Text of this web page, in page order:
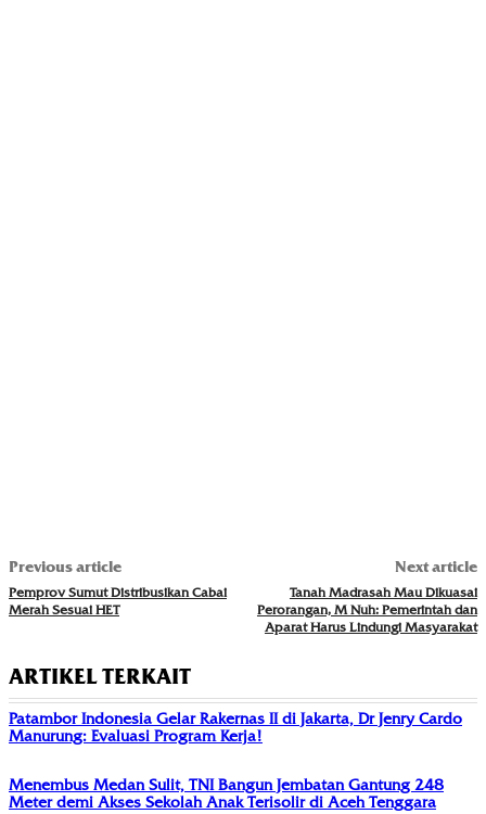
Previous article
Pemprov Sumut Distribusikan Cabai
Merah Sesuai HET
Next article
Tanah Madrasah Mau Dikuasai
Perorangan, M Nuh: Pemerintah dan
Aparat Harus Lindungi Masyarakat
ARTIKEL TERKAIT
Patambor Indonesia Gelar Rakernas II di Jakarta, Dr Jenry Cardo
Manurung: Evaluasi Program Kerja!
Menembus Medan Sulit, TNI Bangun Jembatan Gantung 248
Meter demi Akses Sekolah Anak Terisolir di Aceh Tenggara